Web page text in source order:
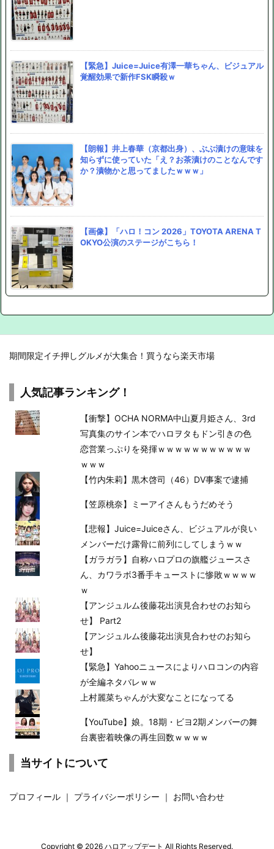
【緊急】Juice=Juice有澤一華ちゃん、ビジュアル
覚醒効果で新作FSK瞬殺ｗ
【朗報】井上春華（京都出身）、ぶぶ漬けの意味を
知らずに使っていた「え？お茶漬けのことなんです
か？漬物かと思ってましたｗｗｗ」
【画像】「ハロ！コン 2026」TOYOTA ARENA T
OKYO公演のステージがこちら！
期間限定イチ押しグルメが大集合！買うなら楽天市場
人気記事ランキング！
【衝撃】OCHA NORMA中山夏月姫さん、3rd
写真集のサイン本でハロヲタもドン引きの色
恋営業っぷりを発揮ｗｗｗｗｗｗｗｗｗｗｗ
ｗｗｗ
【竹内朱莉】黒木啓司（46）DV事案で逮捕
【笠原桃奈】ミーアイさんもうだめそう
【悲報】Juice=Juiceさん、ビジュアルが良い
メンバーだけ露骨に前列にしてしまうｗｗ
【ガラガラ】自称ハロプロの旗艦ジュースさ
ん、カワラボ3番手キューストに惨敗ｗｗｗｗ
ｗ
【アンジュルム後藤花出演見合わせのお知ら
せ】 Part2
【アンジュルム後藤花出演見合わせのお知ら
せ】
【緊急】Yahooニュースによりハロコンの内容
が全編ネタバレｗｗ
上村麗菜ちゃんが大変なことになってる
【YouTube】娘。18期・ビヨ2期メンバーの舞
台裏密着映像の再生回数ｗｗｗｗ
当サイトについて
プロフィール ｜ プライバシーポリシー ｜ お問い合わせ
Copyright © 2026 ハロアップデート All Rights Reserved.